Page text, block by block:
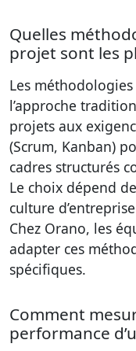
Quelles
projet sont les
Les
l’approche
projets aux
(Scrum, Kanban)
cadres structurés
Le choix dépend
culture
Chez Orano, les
adapter ces
spécifiques.
Comment
performance